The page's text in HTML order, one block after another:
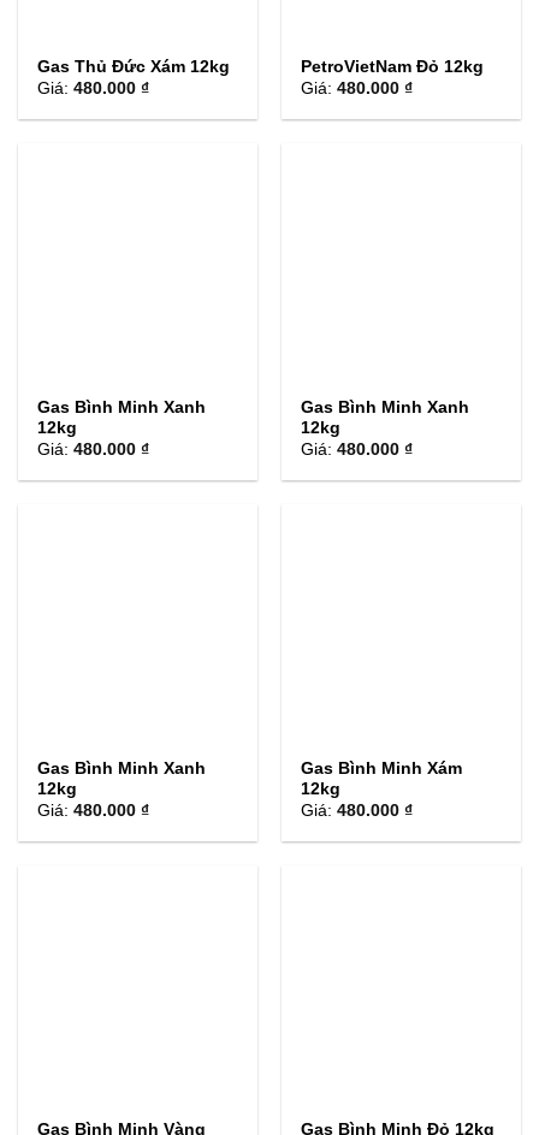
Gas Thủ Đức Xám 12kg
Giá:480.000 ₫
PetroVietNam Đỏ 12kg
Giá:480.000 ₫
Gas Bình Minh Xanh
12kg
Giá:480.000 ₫
Gas Bình Minh Xanh
12kg
Giá:480.000 ₫
Gas Bình Minh Xanh
12kg
Giá:480.000 ₫
Gas Bình Minh Xám
12kg
Giá:480.000 ₫
Gas Bình Minh Vàng Gas Bình Minh Đỏ 12kg